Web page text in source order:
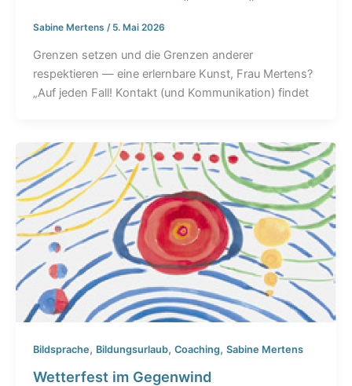
Sabine Mertens / 5. Mai 2026
Grenzen setzen und die Grenzen anderer
respektieren — eine erlernbare Kunst, Frau Mertens?
„Auf jeden Fall! Kontakt (und Kommunikation) findet
Bildsprache, Bildungsurlaub, Coaching, Sabine Mertens
Wetterfest im Gegenwind